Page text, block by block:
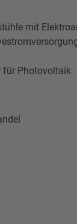
mit
für Photovoltaik